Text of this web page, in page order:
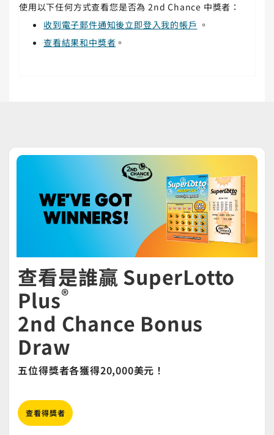
使用以下任何方式查看您是否為 2nd Chance 中獎者：
收到電子郵件通知後立即登入我的帳戶 。
查看結果和中獎者 。
查看是誰贏 SuperLotto
Plus®
2nd Chance Bonus
Draw
五位得獎者各獲得20,000美元！
查看得獎者